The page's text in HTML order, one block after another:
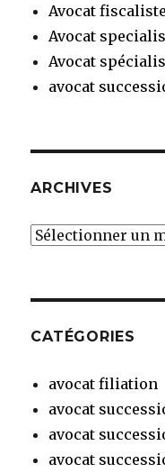
Avocat
Avocat
Avocat
avocat
ARCHIVES
Archives
CATÉGORIES
avocat filiation
avocat
avocat
avocat